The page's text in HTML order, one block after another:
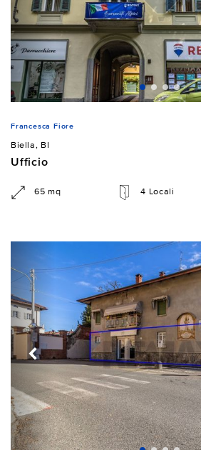
Francesca Fiore
Biella, BI
Ufficio
65 mq 4 Locali